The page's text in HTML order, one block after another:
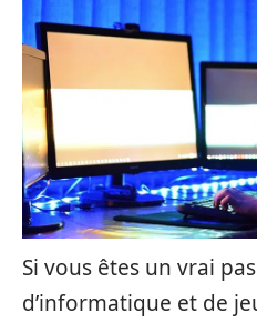
Si vous êtes un vrai
d’informatique et de